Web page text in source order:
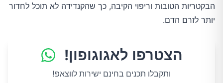
הבקטריות הטובות וריפוי הקיבה, כך שהקנדידה לא תוכל לחדור
יותר לזרם הדם.
הצטרפו לאגוגופון!
ותקבלו תכנים בחינם ישירות לווצאפ!